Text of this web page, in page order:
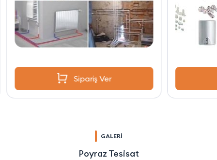
Sipariş Ver
GALERİ
Poyraz Tesisat